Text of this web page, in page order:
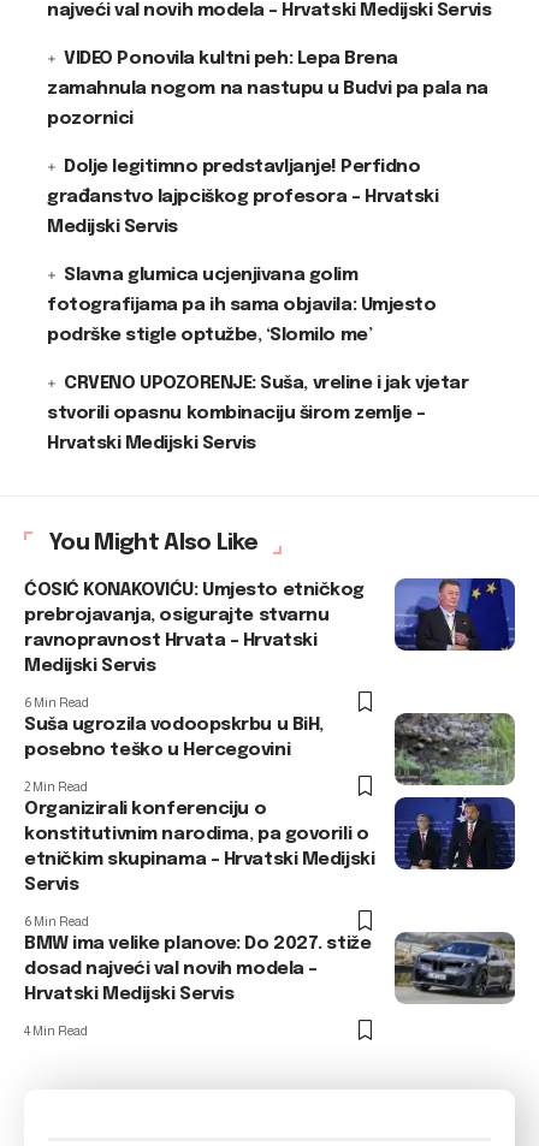
najveći val novih modela – Hrvatski Medijski Servis
VIDEO Ponovila kultni peh: Lepa Brena
zamahnula nogom na nastupu u Budvi pa pala na
pozornici
Dolje legitimno predstavljanje! Perfidno
građanstvo lajpciškog profesora – Hrvatski
Medijski Servis
Slavna glumica ucjenjivana golim
fotografijama pa ih sama objavila: Umjesto
podrške stigle optužbe, ‘Slomilo me’
CRVENO UPOZORENJE: Suša, vreline i jak vjetar
stvorili opasnu kombinaciju širom zemlje –
Hrvatski Medijski Servis
You Might Also Like
ĆOSIĆ KONAKOVIĆU: Umjesto etničkog
prebrojavanja, osigurajte stvarnu
ravnopravnost Hrvata – Hrvatski
Medijski Servis
6 Min Read
Suša ugrozila vodoopskrbu u BiH,
posebno teško u Hercegovini
2 Min Read
Organizirali konferenciju o
konstitutivnim narodima, pa govorili o
etničkim skupinama – Hrvatski Medijski
Servis
6 Min Read
BMW ima velike planove: Do 2027. stiže
dosad najveći val novih modela –
Hrvatski Medijski Servis
4 Min Read